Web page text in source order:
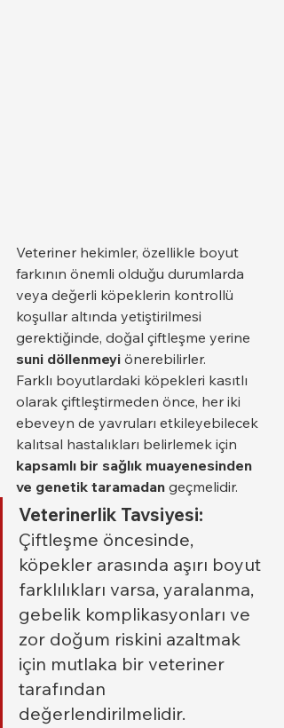
Veteriner hekimler, özellikle boyut
farkının önemli olduğu durumlarda
veya değerli köpeklerin kontrollü
koşullar altında yetiştirilmesi
gerektiğinde, doğal çiftleşme yerine
suni döllenmeyi önerebilirler.
Farklı boyutlardaki köpekleri kasıtlı
olarak çiftleştirmeden önce, her iki
ebeveyn de yavruları etkileyebilecek
kalıtsal hastalıkları belirlemek için
kapsamlı bir sağlık muayenesinden
ve genetik taramadan geçmelidir.
Veterinerlik Tavsiyesi:
Çiftleşme öncesinde,
köpekler arasında aşırı boyut
farklılıkları varsa, yaralanma,
gebelik komplikasyonları ve
zor doğum riskini azaltmak
için mutlaka bir veteriner
tarafından
değerlendirilmelidir.